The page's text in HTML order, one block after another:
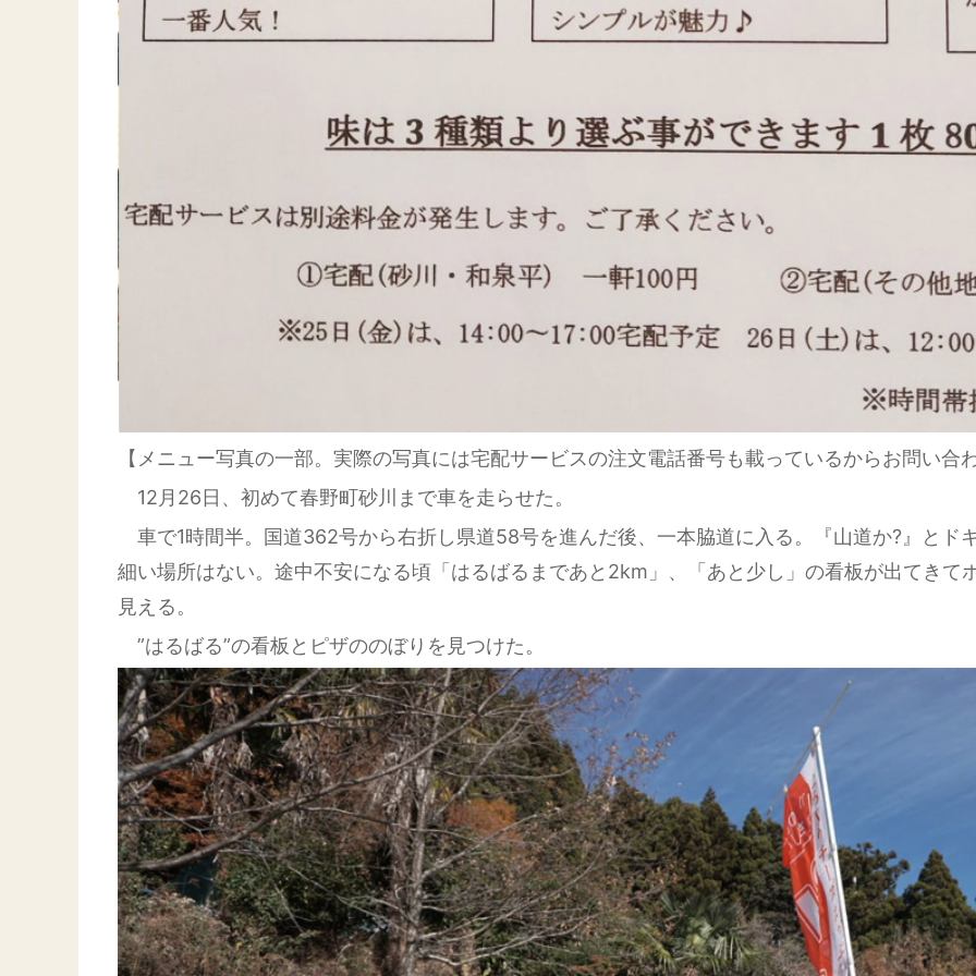
【メニュー写真の一部。実際の写真には宅配サービスの注文電話番号も載っているからお問い合
12月26日、初めて春野町砂川まで車を走らせた。
車で1時間半。国道362号から右折し県道58号を進んだ後、一本脇道に入る。『山道か?』とド
細い場所はない。途中不安になる頃「はるばるまであと2km」、「あと少し」の看板が出てきて
見える。
”はるばる”の看板とピザののぼりを見つけた。